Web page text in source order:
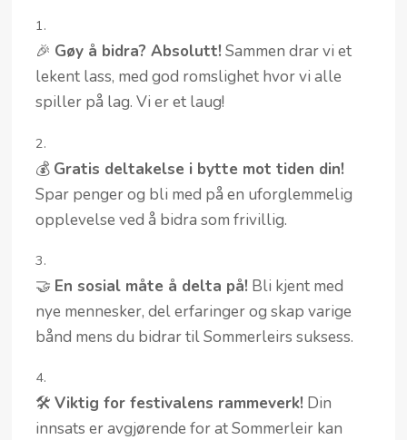
🎉 Gøy å bidra? Absolutt! Sammen drar vi et
lekent lass, med god romslighet hvor vi alle
spiller på lag. Vi er et laug!
💰 Gratis deltakelse i bytte mot tiden din!
Spar penger og bli med på en uforglemmelig
opplevelse ved å bidra som frivillig.
🤝 En sosial måte å delta på! Bli kjent med
nye mennesker, del erfaringer og skap varige
bånd mens du bidrar til Sommerleirs suksess.
🛠️ Viktig for festivalens rammeverk! Din
innsats er avgjørende for at Sommerleir kan